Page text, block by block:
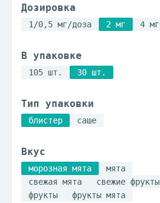
Дозировка
1/0,5 мг/доза 2 мг 4 мг
В упаковке
105 шт. 30 шт.
Тип упаковки
блистер саше
Вкус
морозная мята
мята
свежая мята
свежие фрукты
фрукты
фрукты мята